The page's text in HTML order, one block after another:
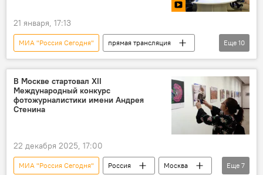
21 января, 17:13
МИА "Россия Сегодня"
прямая трансляция
Пресс-центр
пресс-конференция
Презентация
доклад
преступление
женщины
дети
неонацизм
Еще 10
В Москве стартовал XII
Международный конкурс
фотожурналистики имени Андрея
Стенина
22 декабря 2025, 17:00
МИА "Россия Сегодня" Россия
Москва
Еще 7